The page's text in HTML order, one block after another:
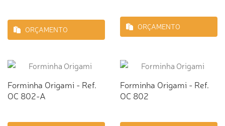
ORÇAMENTO ORÇAMENTO
Forminha Origami - Ref.
OC 802-A
Forminha Origami - Ref.
OC 802